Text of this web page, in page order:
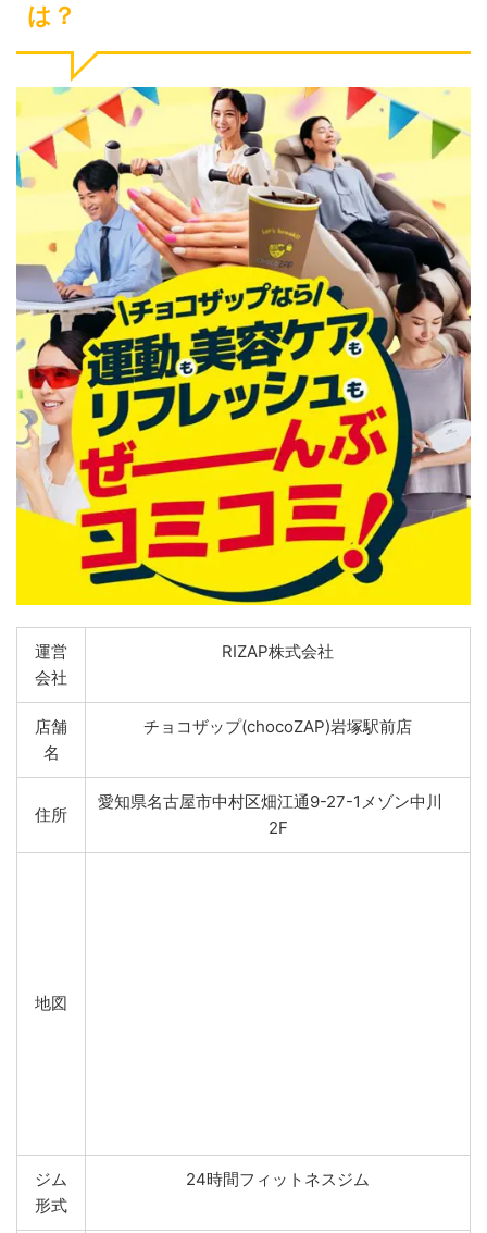
は？
運営
会社
RIZAP株式会社
店舗
名
チョコザップ(chocoZAP)岩塚駅前店
住所
愛知県名古屋市中村区畑江通9-27-1メゾン中川
2F
地図
ジム
形式
24時間フィットネスジム